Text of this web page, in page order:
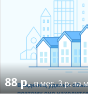
88 р.в мес.3 р. за